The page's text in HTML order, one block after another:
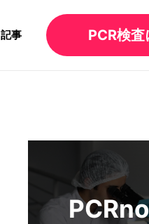
記事 PCR検